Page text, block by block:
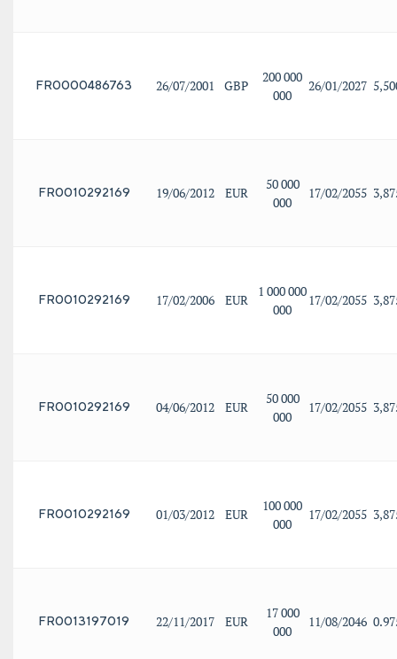
FR0000486763 26/07/2001 GBP
200 000
000
26/01/2027
FR0010292169 19/06/2012 EUR
50 000
000
17/02/2055
FR0010292169 17/02/2006 EUR
1 000 000
000
17/02/2055
FR0010292169 04/06/2012 EUR
50 000
000
17/02/2055
FR0010292169 01/03/2012 EUR
100 000
000
17/02/2055
FR0013197019 22/11/2017 EUR
17 000
000
11/08/2046